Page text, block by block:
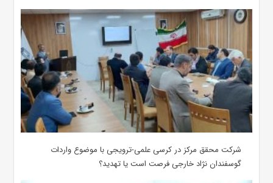
شرکت محقق مرکز در کرسی علمی-ترویجی با موضوع واردات
گوسفندان نژاد خارجی فرصت است یا تهدید؟